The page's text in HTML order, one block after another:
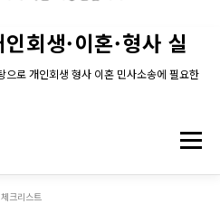
회생·이혼·형사 실
로 개인회생 형사 이혼 민사소송에 필요한
메뉴
크리스트